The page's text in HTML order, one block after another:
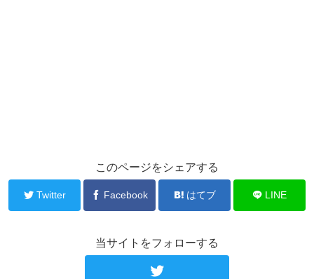
このページをシェアする
Twitter Facebook はてブ LINE
当サイトをフォローする